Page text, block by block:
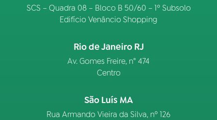
SCS – Quadra 08 – Bloco B 50/60 – 1º Subsolo
Edifício Venâncio Shopping
Rio de Janeiro RJ
Av. Gomes Freire, n° 474
Centro
São Luís MA
Rua Armando Vieira da Silva, nº 126